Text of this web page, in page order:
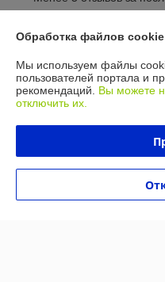
ул. Бабушкина, 2,
Контакты
Сегодня выходной
Обработка файлов cookie
Мы используем файлы
пользователей портала и
рекомендаций. Вы можете
отключить их.